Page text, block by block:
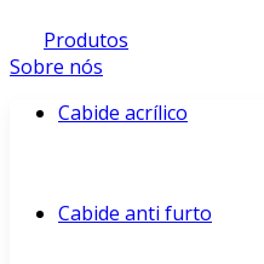
Produtos
Sobre nós
Cabide acrílico
Cabide anti furto